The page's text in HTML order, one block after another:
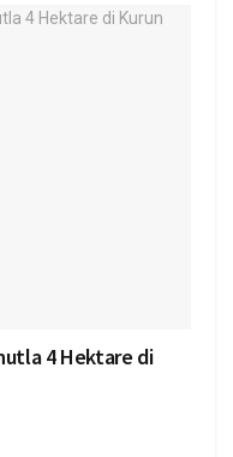
4 Hektare di